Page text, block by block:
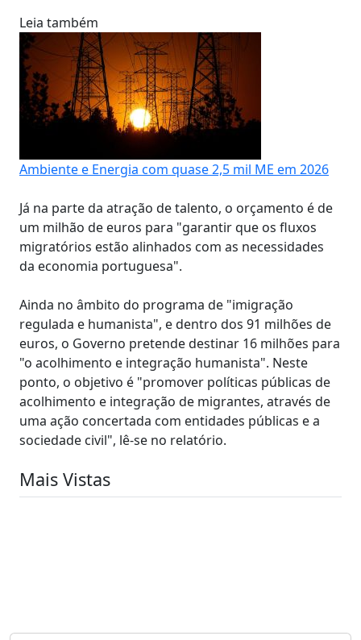
Leia também
Ambiente e Energia com quase 2,5 mil ME em 2026
Já na parte da atração de talento, o orçamento é de
um milhão de euros para "garantir que os fluxos
migratórios estão alinhados com as necessidades
da economia portuguesa".
Ainda no âmbito do programa de "imigração
regulada e humanista", e dentro dos 91 milhões de
euros, o Governo pretende destinar 16 milhões para
"o acolhimento e integração humanista". Neste
ponto, o objetivo é "promover políticas públicas de
acolhimento e integração de migrantes, através de
uma ação concertada com entidades públicas e a
sociedade civil", lê-se no relatório.
Mais Vistas